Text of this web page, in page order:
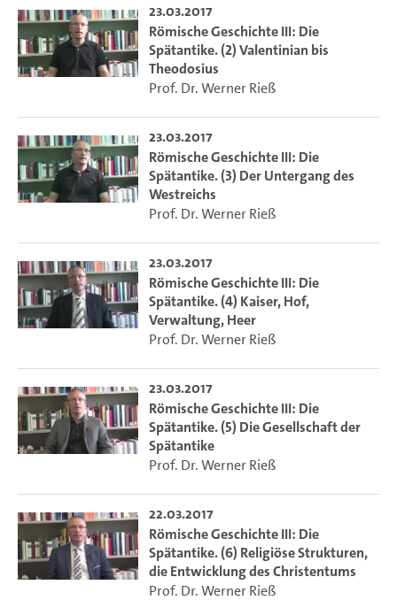
23.03.2017
Römische Geschichte III: Die
Spätantike. (2) Valentinian bis
Theodosius
Prof. Dr. Werner Rieß
23.03.2017
Römische Geschichte III: Die
Spätantike. (3) Der Untergang des
Westreichs
Prof. Dr. Werner Rieß
23.03.2017
Römische Geschichte III: Die
Spätantike. (4) Kaiser, Hof,
Verwaltung, Heer
Prof. Dr. Werner Rieß
23.03.2017
Römische Geschichte III: Die
Spätantike. (5) Die Gesellschaft der
Spätantike
Prof. Dr. Werner Rieß
22.03.2017
Römische Geschichte III: Die
Spätantike. (6) Religiöse Strukturen,
die Entwicklung des Christentums
Prof. Dr. Werner Rieß